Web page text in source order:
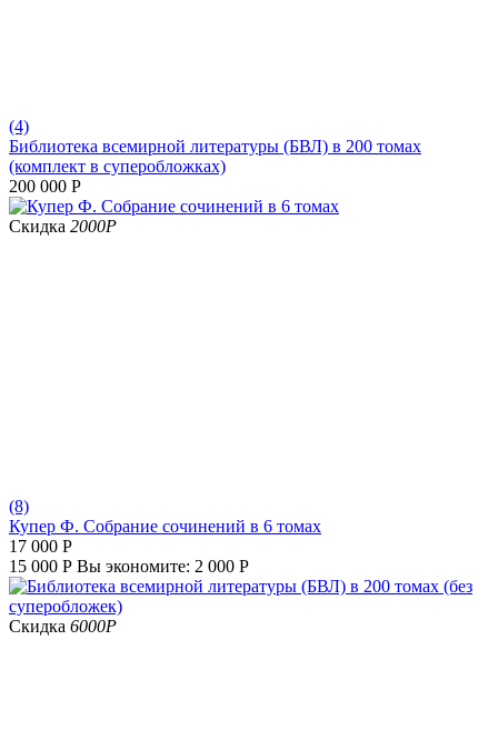
(4)
Библиотека всемирной литературы (БВЛ) в 200 томах
(комплект в суперобложках)
200 000 Р
Скидка 2000Р
(8)
Купер Ф. Собрание сочинений в 6 томах
17 000 Р
15 000 Р Вы экономите: 2 000 Р
Скидка 6000Р